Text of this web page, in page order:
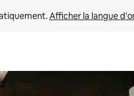
Afficher la langue